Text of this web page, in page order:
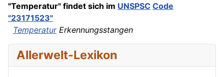
"Temperatur" findet sich im UNSPSC Code
"23171523"
TemperaturErkennungsstangen
Allerwelt-Lexikon